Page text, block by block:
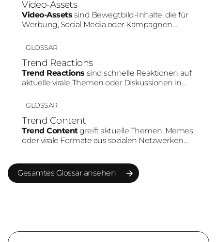
Video-Assets
Video-Assets sind Bewegtbild-Inhalte, die für
Werbung, Social Media oder Kampagnen
wie TikTok oder Instagram erzielen Videos
Engagement-Raten als statische Inhalte.
GLOSSAR
Trend Reactions
Trend Reactions sind schnelle Reaktionen auf
aktuelle virale Themen oder Diskussionen in
Geschwindigkeit können Marken ihre Relevanz
Community-Gespräche eingebunden werden.
GLOSSAR
Trend Content
Trend Contentgreift aktuelle Themen, Memes
oder virale Formate aus sozialen Netzwerken
Plattform-Dynamiken zu werden.
Gesamtes Glossar ansehen
Gesamtes Glossar ansehen